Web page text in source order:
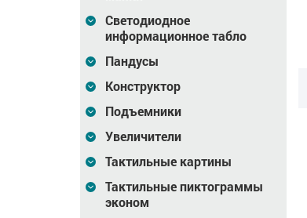
Светодиодное
информационное табло
Пандусы
Конструктор
Подъемники
Увеличители
Тактильные картины
Тактильные пиктограммы
эконом